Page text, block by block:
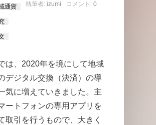
通貨 執筆者: izumi コメント: 0
は、2020年を境にして地域
デジタル交換（決済）の導
気に増えていきました。主
ートフォンの専用アプリを
取引を行うもので、大きく